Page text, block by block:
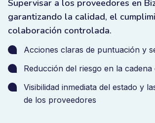
Supervisar a los proveedores en
garantizando la calidad, el
colaboración controlada.
Acciones claras de puntuación y
Reducción del riesgo en la cadena
Visibilidad inmediata del estado y
de los proveedores